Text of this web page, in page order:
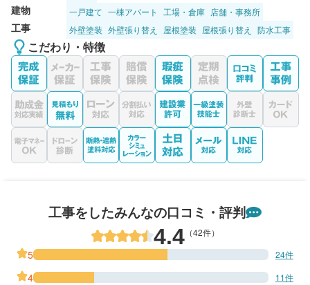
建物 一戸建て 一棟アパート 工場・倉庫 店舗・事務所
工事 外壁塗装 外壁張り替え 屋根塗装 屋根張り替え 防水工事
こだわり・特徴
工事をしたみんなの口コミ・評判
4.4 （42件）
5 24件
4 11件